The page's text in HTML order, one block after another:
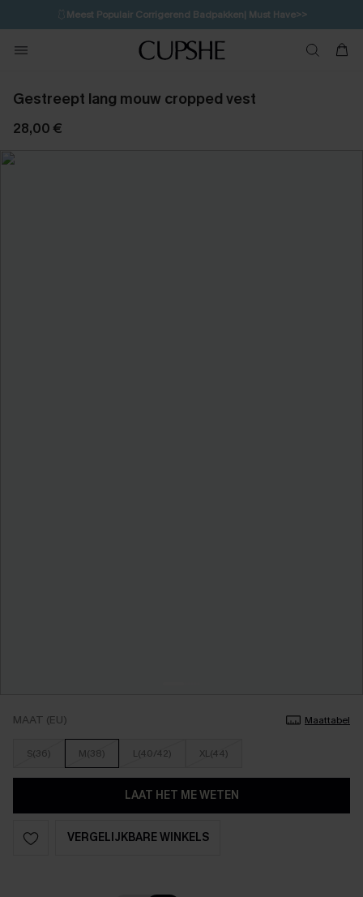
🩱Meest Populair Corrigerend Badpakken| Must Have>>
💌Abonneer je & ontvang tot 15% korting>>
Koop 3, krijg 15% korting | CODE: SW15 21H:43M:22S
Gestreept lang mouw cropped vest
28,00 €
MAAT (EU) Maattabel
S(36) M(38) L(40/42) XL(44)
LAAT HET ME WETEN
VERGELIJKBARE WINKELS